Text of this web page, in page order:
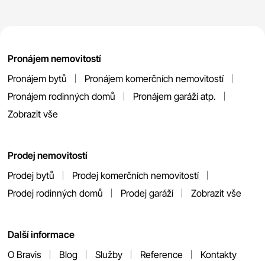
Pronájem nemovitostí
Pronájem bytů
Pronájem komerčních nemovitostí
Pronájem rodinných domů
Pronájem garáží atp.
Zobrazit vše
Prodej nemovitostí
Prodej bytů
Prodej komerčních nemovitostí
Prodej rodinných domů
Prodej garáží Zobrazit vše
Další informace
O Bravis
Blog Služby Reference Kontakty